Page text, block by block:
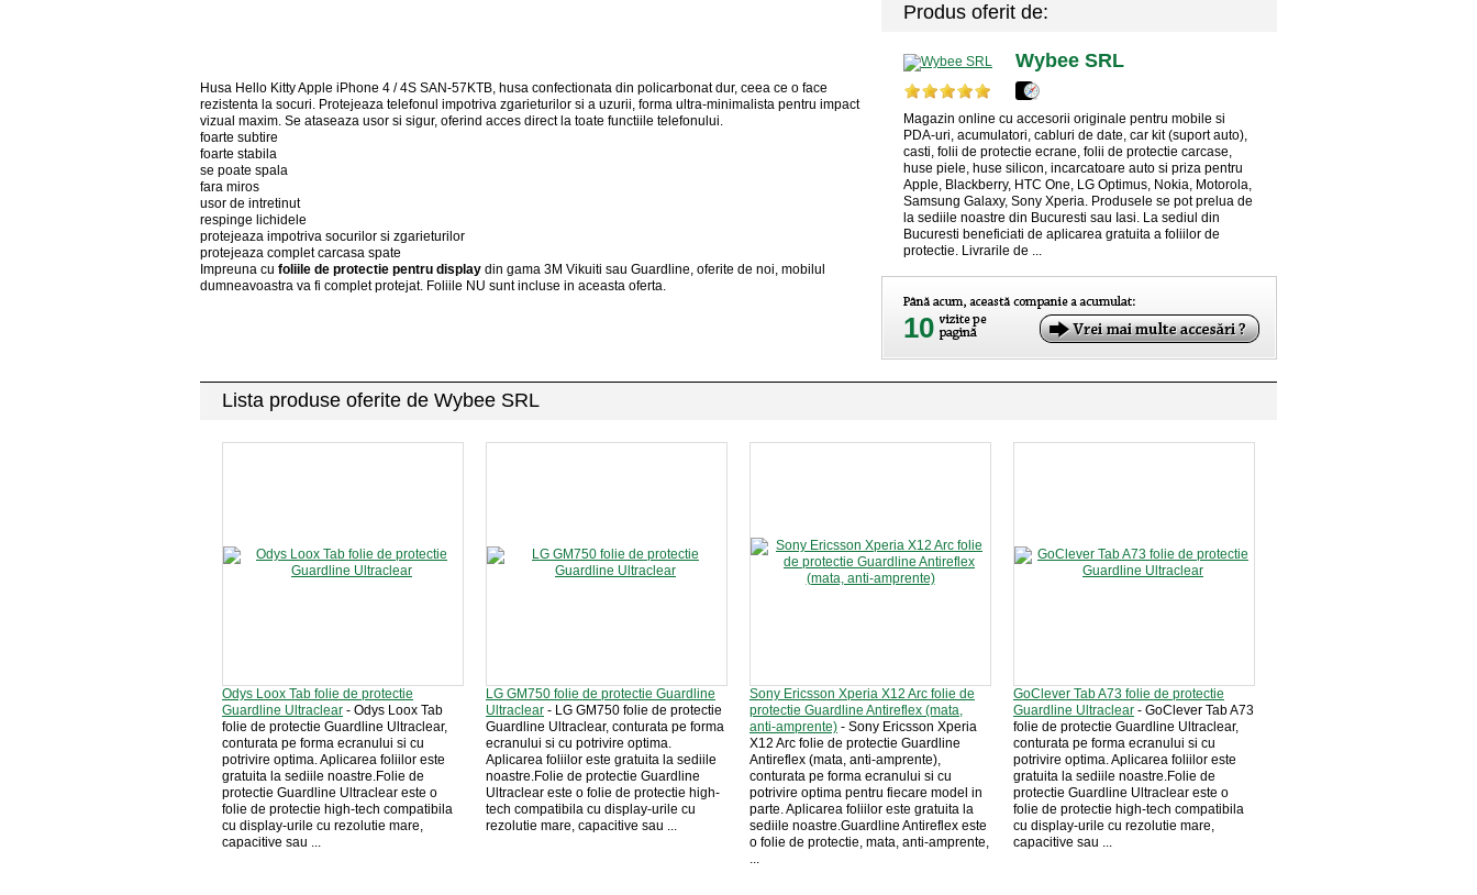
Husa Hello Kitty Apple iPhone 4 / 4S SAN-57KTB, husa confectionata din policarbonat dur, ceea ce o face
rezistenta la socuri. Protejeaza telefonul impotriva zgarieturilor si a uzurii, forma ultra-minimalista pentru impact
vizual maxim. Se ataseaza usor si sigur, oferind acces direct la toate functiile telefonului.
foarte subtire
foarte stabila
se poate spala
fara miros
usor de intretinut
respinge lichidele
protejeaza impotriva socurilor si zgarieturilor
protejeaza complet carcasa spate
Impreuna cu foliile de protectie pentru display din gama 3M Vikuiti sau Guardline, oferite de noi, mobilul
dumneavoastra va fi complet protejat. Foliile NU sunt incluse in aceasta oferta.
Produs oferit de:
Wybee SRL
Magazin online cu accesorii originale pentru mobile si
PDA-uri, acumulatori, cabluri de date, car kit (suport auto),
casti, folii de protectie ecrane, folii de protectie carcase,
huse piele, huse silicon, incarcatoare auto si priza pentru
Apple, Blackberry, HTC One, LG Optimus, Nokia, Motorola,
Samsung Galaxy, Sony Xperia. Produsele se pot prelua de
la sediile noastre din Bucuresti sau Iasi. La sediul din
Bucuresti beneficiati de aplicarea gratuita a foliilor de
protectie. Livrarile de ...
10
Lista produse oferite de Wybee SRL
Odys Loox Tab folie de protectie
Guardline Ultraclear - Odys Loox Tab
folie de protectie Guardline Ultraclear,
conturata pe forma ecranului si cu
potrivire optima. Aplicarea foliilor este
gratuita la sediile noastre.Folie de
protectie Guardline Ultraclear este o
folie de protectie high-tech compatibila
cu display-urile cu rezolutie mare,
capacitive sau ...
LG GM750 folie de protectie Guardline
Ultraclear - LG GM750 folie de protectie
Guardline Ultraclear, conturata pe forma
ecranului si cu potrivire optima.
Aplicarea foliilor este gratuita la sediile
noastre.Folie de protectie Guardline
Ultraclear este o folie de protectie high-
tech compatibila cu display-urile cu
rezolutie mare, capacitive sau ...
Sony Ericsson Xperia X12 Arc folie de
protectie Guardline Antireflex (mata,
anti-amprente) - Sony Ericsson Xperia
X12 Arc folie de protectie Guardline
Antireflex (mata, anti-amprente),
conturata pe forma ecranului si cu
potrivire optima pentru fiecare model in
parte. Aplicarea foliilor este gratuita la
sediile noastre.Guardline Antireflex este
o folie de protectie, mata, anti-amprente,
...
GoClever Tab A73 folie de protectie
Guardline Ultraclear - GoClever Tab A73
folie de protectie Guardline Ultraclear,
conturata pe forma ecranului si cu
potrivire optima. Aplicarea foliilor este
gratuita la sediile noastre.Folie de
protectie Guardline Ultraclear este o
folie de protectie high-tech compatibila
cu display-urile cu rezolutie mare,
capacitive sau ...